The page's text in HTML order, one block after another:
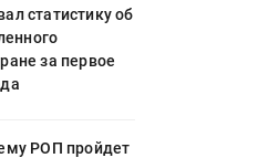
статистику об
за первое
РОП пройдет